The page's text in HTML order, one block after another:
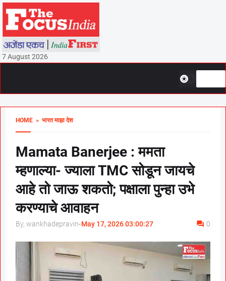
7 August 2026
HOME » भारत माझा देश
Mamata Banerjee : ममता
म्हणाल्या- ज्याला TMC सोडून जायचे
आहे तो जाऊ शकतो; पक्षाला पुन्हा उभे
करण्याचे आवाहन
By, wankhadepravin-May 17, 2026 03:00:27 0